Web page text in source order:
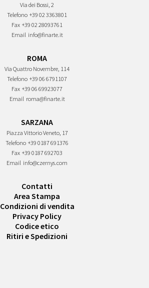
Via dei Bossi, 2
Telefono +39 02 3363801
Fax +39 02 28093761
Email info@finarte.it
ROMA
Via Quattro Novembre, 114
Telefono +39 06 6791107
Fax +39 06 69923077
Email roma@finarte.it
SARZANA
Piazza Vittorio Veneto, 17
Telefono +39 0187 691376
Fax +39 0187 692703
Email info@czernys.com
Contatti
Area Stampa
Condizioni di vendita
Privacy Policy
Codice etico
Ritiri e Spedizioni